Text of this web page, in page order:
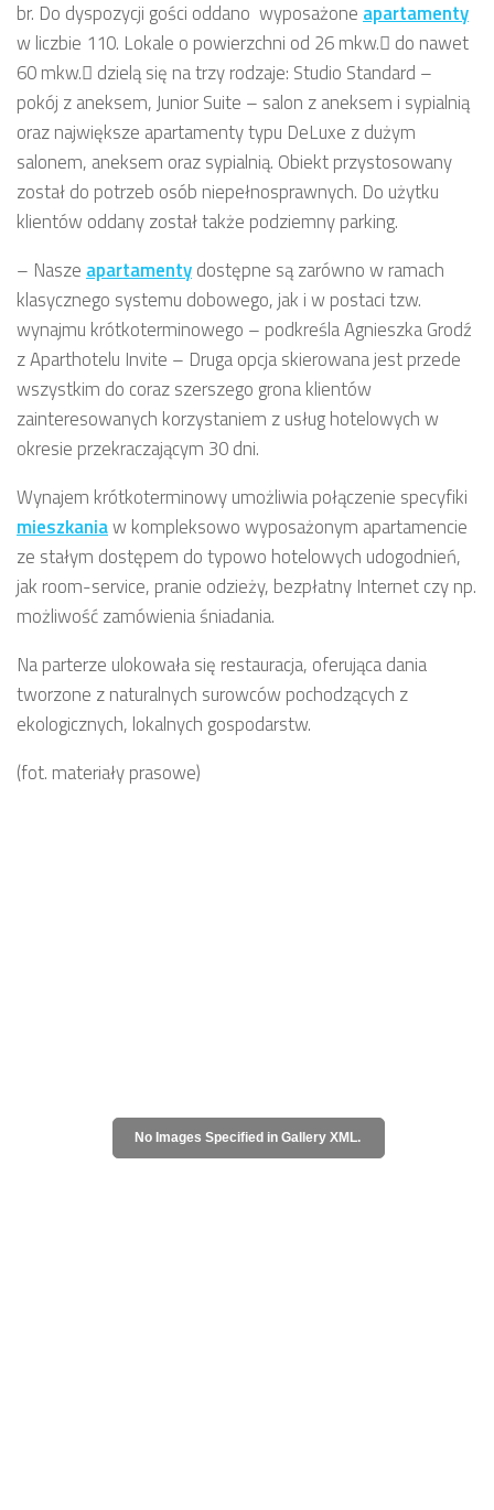
br. Do dyspozycji gości oddano wyposażone apartamenty
w liczbie 110. Lokale o powierzchni od 26 mkw. do nawet
60 mkw. dzielą się na trzy rodzaje: Studio Standard –
pokój z aneksem, Junior Suite – salon z aneksem i sypialnią
oraz największe apartamenty typu DeLuxe z dużym
salonem, aneksem oraz sypialnią. Obiekt przystosowany
został do potrzeb osób niepełnosprawnych. Do użytku
klientów oddany został także podziemny parking.
– Nasze apartamentydostępne są zarówno w ramach
klasycznego systemu dobowego, jak i w postaci tzw.
wynajmu krótkoterminowego – podkreśla Agnieszka Grodź
z Aparthotelu Invite – Druga opcja skierowana jest przede
wszystkim do coraz szerszego grona klientów
zainteresowanych korzystaniem z usług hotelowych w
okresie przekraczającym 30 dni.
Wynajem krótkoterminowy umożliwia połączenie specyfiki
mieszkaniaw kompleksowo wyposażonym apartamencie
ze stałym dostępem do typowo hotelowych udogodnień,
jak room-service, pranie odzieży, bezpłatny Internet czy np.
możliwość zamówienia śniadania.
Na parterze ulokowała się restauracja, oferująca dania
tworzone z naturalnych surowców pochodzących z
ekologicznych, lokalnych gospodarstw.
(fot. materiały prasowe)
No Images Specified in Gallery XML.